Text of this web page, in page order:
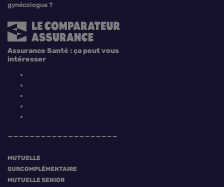
gynécologue ?
MUTUELLE
SURCOMPLÉMENTAIRE
MUTUELLE SENIOR
Assurance Santé : ça peut vous
intéresser